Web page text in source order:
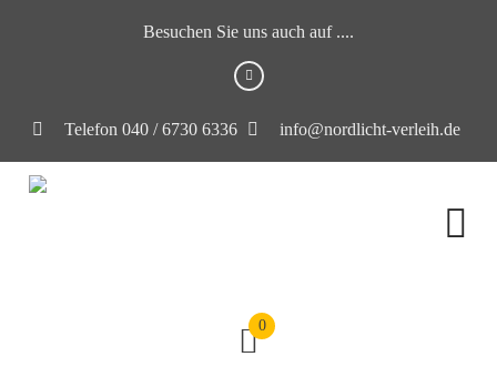
Besuchen Sie uns auch auf ....
Telefon 040 / 6730 6336 info@nordlicht-verleih.de
0